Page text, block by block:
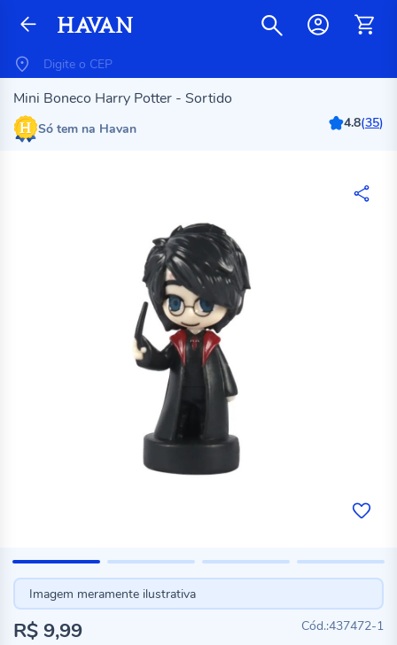
Mini Boneco Harry Potter - Sortido
Só tem na Havan 4.8(35)
Imagem meramente ilustrativa
437472-1
R$ 9,99